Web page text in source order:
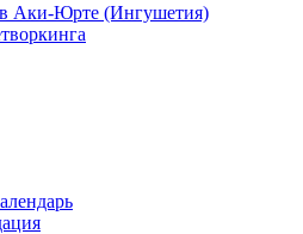
Аки-Юрте (Ингушетия)